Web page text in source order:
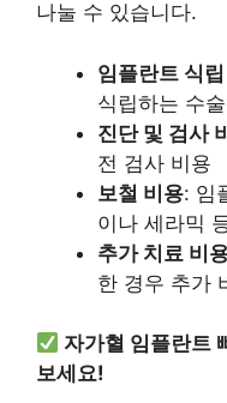
나눌 수 있습니다.
임플란트 식
식립하는 수
진단 및 검사
전 검사 비용
보철 비용: 임
이나 세라믹
추가 치료 비
한 경우 추가
자가혈 임플란트
보세요!